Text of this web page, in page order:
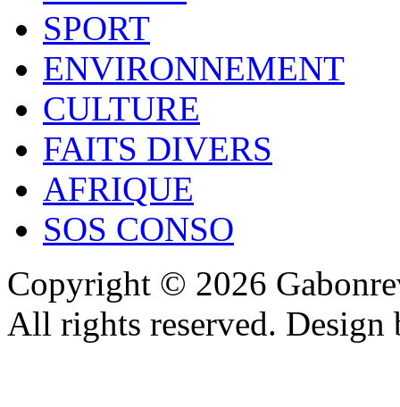
SPORT
ENVIRONNEMENT
CULTURE
FAITS DIVERS
AFRIQUE
SOS CONSO
Copyright © 2026
All rights reserved.